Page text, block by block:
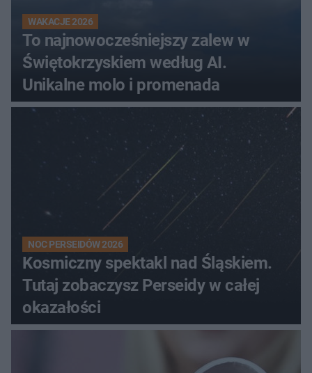
WAKACJE 2026
To najnowocześniejszy zalew w
Świętokrzyskiem według AI.
Unikalne molo i promenada
NOC PERSEIDÓW 2026
Kosmiczny spektakl nad Śląskiem.
Tutaj zobaczysz Perseidy w całej
okazałości